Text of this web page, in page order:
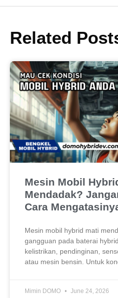
Related
Mesin Mobil
Mendadak?
Cara
Mesin mobil hybrid mati
gangguan pada baterai
kelistrikan, pendinginan,
atau mesin bensin. Untuk
Mimin DOMO June 24, 2026